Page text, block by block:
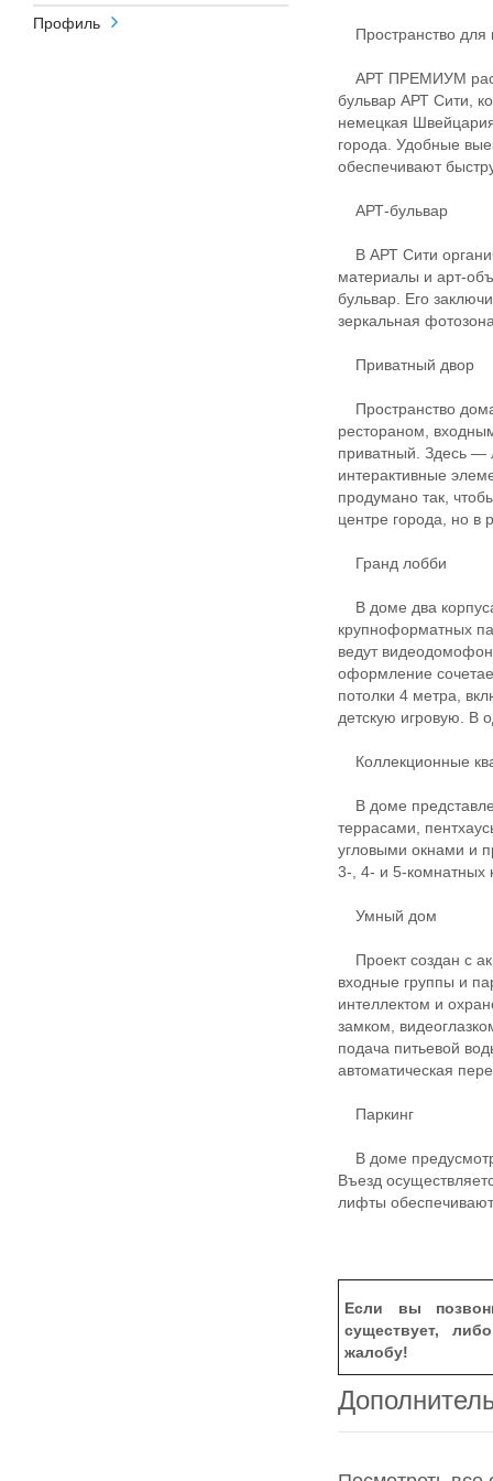
Профиль
Пространство для
АРТ ПРЕМИУМ
бульвар АРТ Сити,
немецкая
города. Удобные
обеспечивают
АРТ-бульвар
В АРТ Сити
материалы и арт-
бульвар. Его
зеркальная
Приватный двор
Пространство
рестораном,
приватный. Здесь —
интерактивные
продумано так,
центре города, но в
Гранд лобби
В доме два
крупноформатных
ведут
оформление
потолки 4 метра,
детскую игровую. В
Коллекционные
В доме
террасами,
угловыми окнами и
3-, 4- и 5-комнатных
Умный дом
Проект создан с
входные группы и
интеллектом и
замком,
подача питьевой
автоматическая
Паркинг
В доме
Въезд
лифты
Если вы
существует,
жалобу!